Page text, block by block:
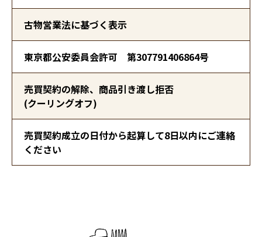
古物営業法に基づく表示
東京都公安委員会許可 第307791406864号
売買契約の解除、商品引き渡し拒否
(クーリングオフ)
売買契約成立の日付から起算して8日以内にご連絡
ください